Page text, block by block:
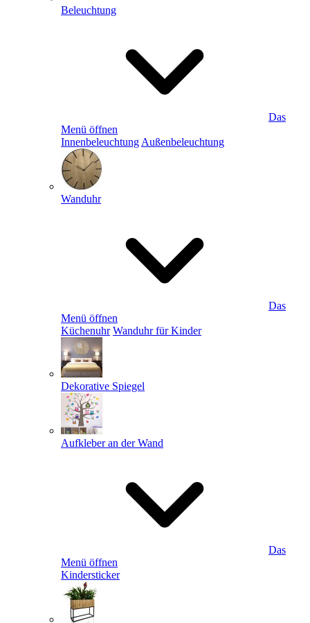
Beleuchtung
Das
Menü öffnen
Innenbeleuchtung Außenbeleuchtung
Wanduhr
Das
Menü öffnen
Küchenuhr Wanduhr für Kinder
Dekorative Spiegel
Aufkleber an der Wand
Das
Menü öffnen
Kindersticker